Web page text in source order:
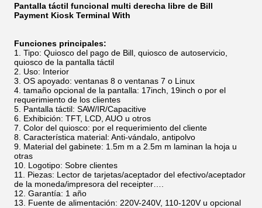
Pantalla táctil funcional multi derecha libre de Bill
Payment Kiosk Terminal With
Funciones principales:
Tipo: Quiosco del pago de Bill, quiosco de autoservicio,
quiosco de la pantalla táctil
Uso: Interior
OS apoyado: ventanas 8 o ventanas 7 o Linux
tamaño opcional de la pantalla: 17inch, 19inch o por el
requerimiento de los clientes
Pantalla táctil: SAW/IR/Capacitive
Exhibición: TFT, LCD, AUO u otros
Color del quiosco: por el requerimiento del cliente
Característica material: Anti-vándalo, antipolvo
Material del gabinete: 1.5m m a 2.5m m laminan la hoja u
otras
Logotipo: Sobre clientes
Piezas: Lector de tarjetas/aceptador del efectivo/aceptador
de la moneda/impresora del receipter….
Garantía: 1 año
Fuente de alimentación: 220V-240V, 110-120V u opcional